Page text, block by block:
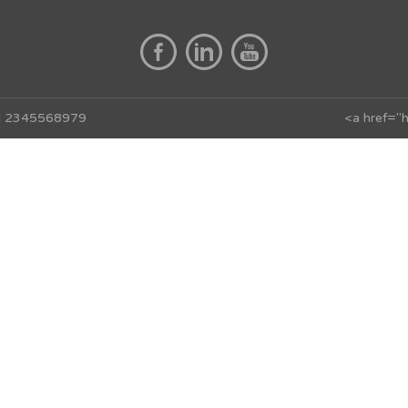
2345568979 <a